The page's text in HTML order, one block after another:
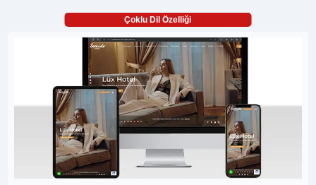
Çoklu Dil Özelliği